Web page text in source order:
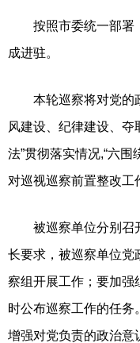
按照市委统一部署
成进驻。
本轮巡察将对党的
风建设、纪律建设、夺
法”贯彻落实情况,“六
对巡视巡察前置整改工
被巡察单位分别召开
长要求，被巡察单位党
察组开展工作；要加强
时公布巡察工作的任
增强对党负责的政治意